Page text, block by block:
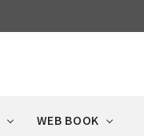
WEB BOOK